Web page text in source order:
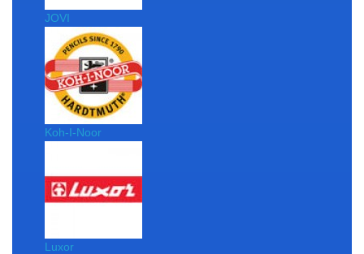
JOVI
Koh-I-Noor
Luxor